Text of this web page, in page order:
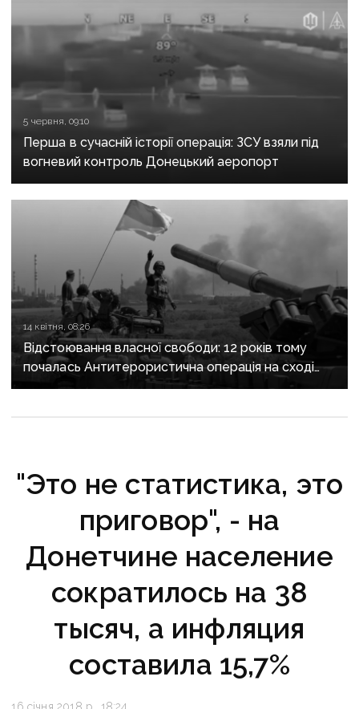
5 червня, 09:10
Перша в сучасній історії операція: ЗСУ взяли під
вогневий контроль Донецький аеропорт
14 квітня, 08:26
Відстоювання власної свободи: 12 років тому
почалась Антитерористична операція на сході
України
"Это не статистика, это
приговор", - на
Донетчине население
сократилось на 38
тысяч, а инфляция
составила 15,7%